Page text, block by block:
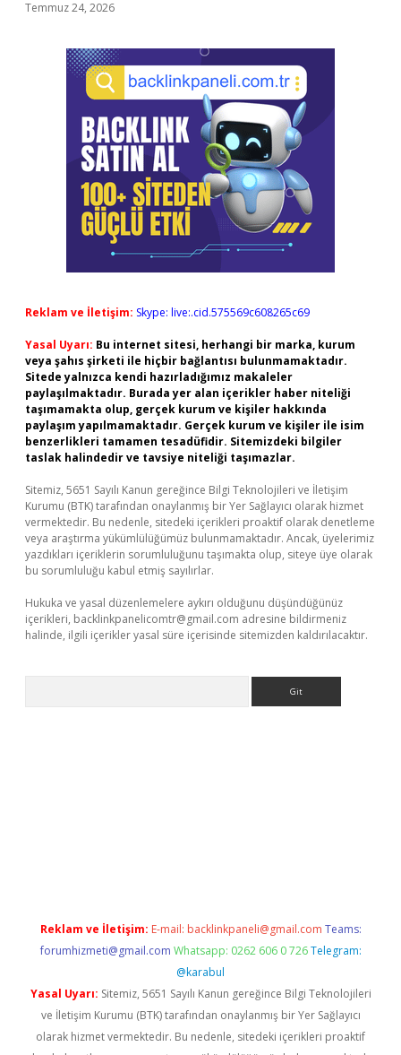
Temmuz 24, 2026
Reklam ve İletişim: Skype: live:.cid.575569c608265c69
Yasal Uyarı: Bu internet sitesi, herhangi bir marka, kurum
veya şahıs şirketi ile hiçbir bağlantısı bulunmamaktadır.
Sitede yalnızca kendi hazırladığımız makaleler
paylaşılmaktadır. Burada yer alan içerikler haber niteliği
taşımamakta olup, gerçek kurum ve kişiler hakkında
paylaşım yapılmamaktadır. Gerçek kurum ve kişiler ile isim
benzerlikleri tamamen tesadüfidir. Sitemizdeki bilgiler
taslak halindedir ve tavsiye niteliği taşımazlar.
Sitemiz, 5651 Sayılı Kanun gereğince Bilgi Teknolojileri ve İletişim
Kurumu (BTK) tarafından onaylanmış bir Yer Sağlayıcı olarak hizmet
vermektedir. Bu nedenle, sitedeki içerikleri proaktif olarak denetleme
veya araştırma yükümlülüğümüz bulunmamaktadır. Ancak, üyelerimiz
yazdıkları içeriklerin sorumluluğunu taşımakta olup, siteye üye olarak
bu sorumluluğu kabul etmiş sayılırlar.
Hukuka ve yasal düzenlemelere aykırı olduğunu düşündüğünüz
içerikleri, backlinkpanelicomtr@gmail.com adresine bildirmeniz
halinde, ilgili içerikler yasal süre içerisinde sitemizden kaldırılacaktır.
Reklam ve İletişim: E-mail: backlinkpaneli@gmail.com Teams:
forumhizmeti@gmail.com Whatsapp: 0262 606 0 726 Telegram:
@karabul
Yasal Uyarı: Sitemiz, 5651 Sayılı Kanun gereğince Bilgi Teknolojileri
ve İletişim Kurumu (BTK) tarafından onaylanmış bir Yer Sağlayıcı
olarak hizmet vermektedir. Bu nedenle, sitedeki içerikleri proaktif